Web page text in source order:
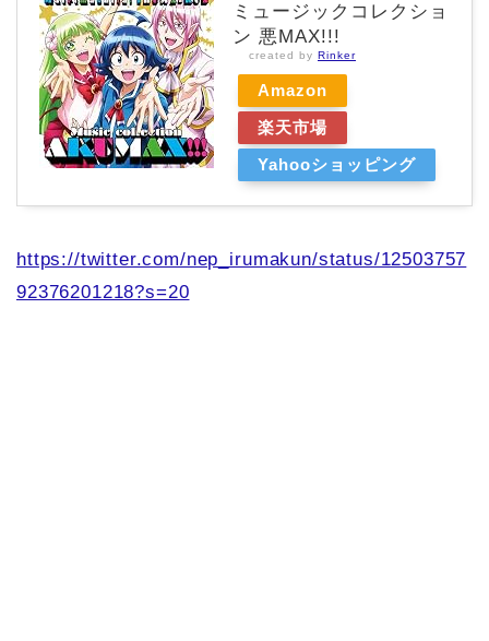
ミュージックコレクショ
ン 悪MAX!!!
created by Rinker
Amazon
楽天市場
Yahooショッピング
https://twitter.com/nep_irumakun/status/12503757
92376201218?s=20